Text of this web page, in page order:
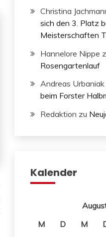
Christina
sich den 3. Platz
Meisterschaften
Hannelore Nippe
Rosengartenlauf
Andreas Urbaniak
beim Forster
Redaktion zu
Kalender
M
D M